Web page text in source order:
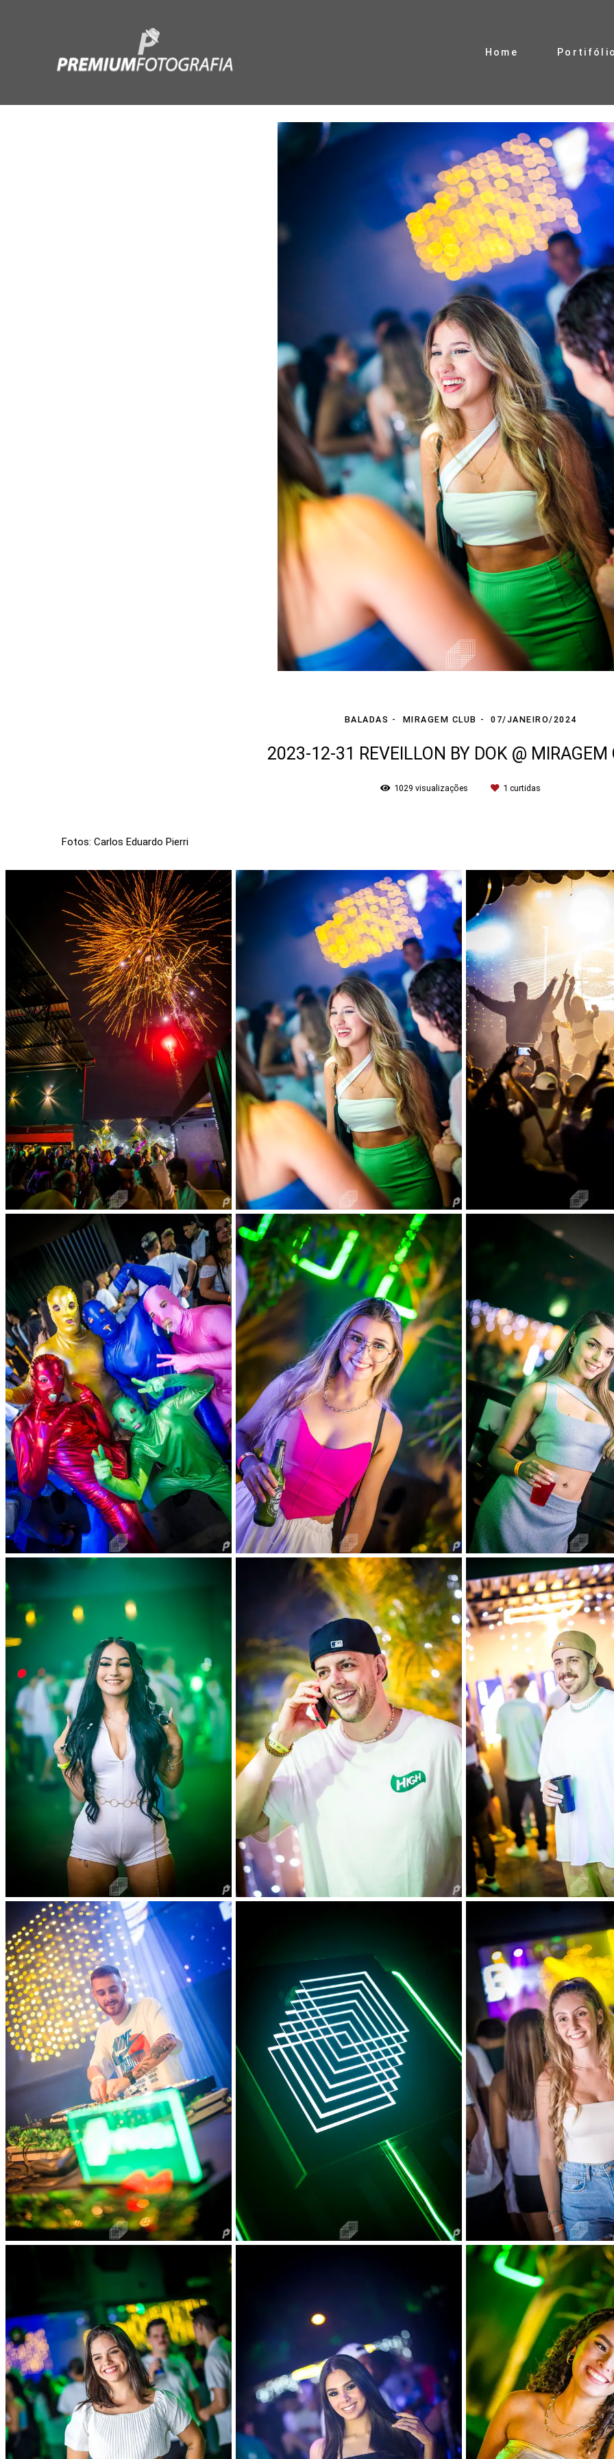
Home
BALADAS MIRAGEM CLUB 07/JANEIRO/2024
2023-12-31 REVEILLON BY DOK @ MIRAGEM
1029 visualizações 1 curtidas
Fotos: Carlos Eduardo Pierri